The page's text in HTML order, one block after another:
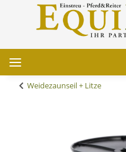
Weidezaunseil + Litze